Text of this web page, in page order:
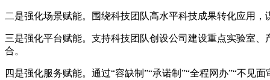
二是强化场景赋能。围绕科技团队高水平科技成果转化应用
三是强化平台赋能。支持科技团队创设公司建设重点实验室
合。
四是强化服务赋能。通过“容缺制”“承诺制”“全程网办”“不